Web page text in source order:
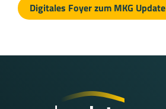
Digitales Foyer zum MKG Update